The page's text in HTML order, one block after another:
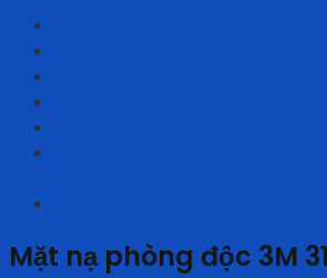
Mặt nạ phòng độc 3M